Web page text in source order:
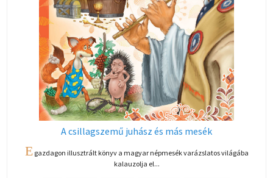
A csillagszemű juhász és más mesék
Egazdagon illusztrált könyv a magyar népmesék varázslatos világába
kalauzolja el...